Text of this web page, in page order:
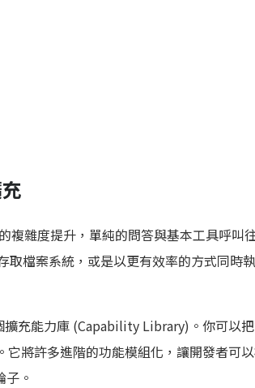
複雜度提升，單純的問答與基本工具呼叫
檔案系統，或是以更有效率的方式同時
充能力庫 (Capability Library)。你可以
將許多進階的功能模組化，讓開發者可
。